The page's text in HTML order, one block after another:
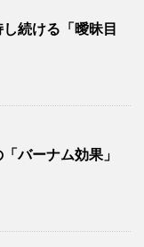
続ける「曖昧目
バーナム効果」